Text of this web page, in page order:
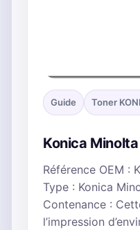
Guide Toner
Konica
Référence OEM :
Type : Konica
Contenance :
l’impression